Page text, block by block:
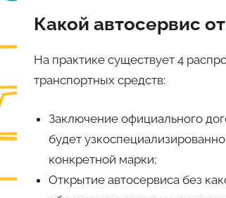
Какой автосервис
На практике существует 4
транспортных средств:
Заключение официального
будет
конкретной марки;
Открытие автосервиса без